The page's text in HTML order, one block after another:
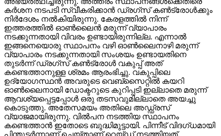
കര്‍ശന നടപടി സ്വീകരിക്കാന്‍ ഡ്രഗ്‌സ് കണ്‍ട്രോള്‍ക്കും
നിര്‍ദേശം നല്‍കിയിരുന്നു. കേരളത്തില്‍ നിന്ന്
ഇത്തരത്തില്‍ ഓണ്‍ലൈന്‍ മരുന്ന് വ്യാപാരം
നടക്കുന്നതായി വിവരം ഉണ്ടായിരുന്നില്ല. എന്നാല്‍
ഇങ്ങനെയൊരു സ്ഥാപനം വഴി ഓണ്‍ലൈനാഴി മരുന്ന്
വ്യാപാരം നടക്കുന്നതായി സംശയം ഉണ്ടായതിനെ
തുടര്‍ന്ന് ഡ്രഗ്‌സ് കണ്‍ട്രോള്‍ വകുപ്പ് അത്
കണ്ടെത്താനുള്ള ശ്രമം ആരംഭിച്ചു. വകുപ്പിലെ
ഉദ്യോഗസ്ഥന്‍ അവരുടെ വെബ്‌സൈറ്റില്‍ കയറി
ഓണ്‍ലൈനായി ഡോക്ടറുടെ കുറിപ്പടി ഇല്ലാതെ മരുന്ന്
ആവശ്യപ്പെട്ടപ്പോള്‍ ഒരു തടസവുമില്ലാതെ അയച്ചു
കൊടുത്തു. അതേസമയം അതിലെ അഡ്ഡ്രസ്
വ്യാജമായിരുന്നു. വില്‍പന നടത്തിയ സ്ഥാപനം
കണ്ടെത്താന്‍ ഇതോടെ ബുദ്ധിമുട്ടായി. പിന്നീട് വിദഗ്ധമായി
പിന്തുടര്‍ന്നാണ് ചെയ്താണ് റെയ്ഡ് നടത്തിയത്.